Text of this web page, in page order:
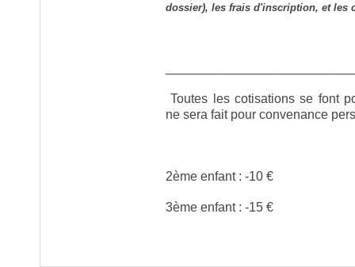
dossier), les frais d'inscription, et les
Toutes les cotisations se font
ne sera fait pour convenance
2ème enfant : -10 €
3ème enfant : -15 €